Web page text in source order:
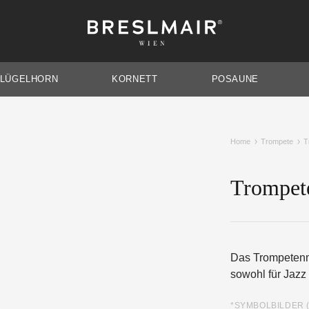
Wien
Mundstück
KORNETT POSAUNE
Home Trompete
Das
sowohl für
*SYMBOLBILDER